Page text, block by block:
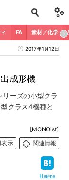
FA 素材／化学
2017年1月12日
成形機
リーズの小型クラ
クラス4機種と
[MONOist]
表示
関連情報
Hatena